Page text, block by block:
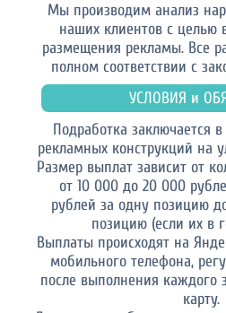
Мы производим анализ
наших клиентов с целью
размещения рекламы. Все
полном соответствии с
УСЛОВИЯ и
Подработка заключается
рекламных конструкций на
Размер выплат зависит от
от 10 000 до 20 000
рублей за одну позицию
позицию (если их в
Выплаты происходят на
мобильного телефона,
после выполнения каждого
карту.